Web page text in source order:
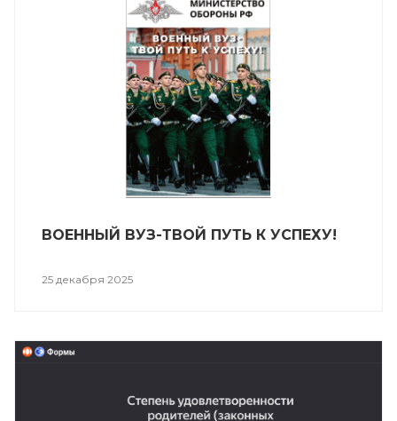
ВОЕННЫЙ ВУЗ-ТВОЙ ПУТЬ К УСПЕХУ!
25 декабря 2025